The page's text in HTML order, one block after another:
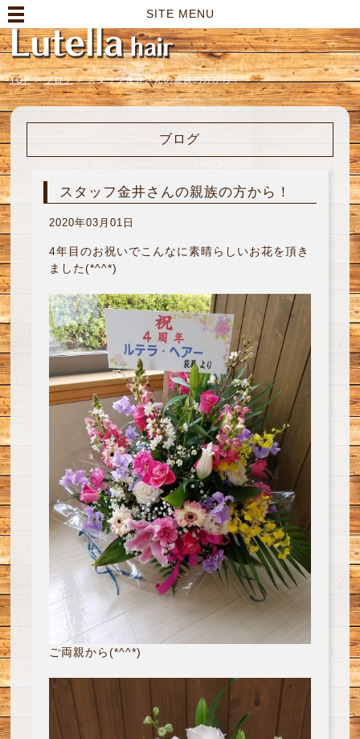
SITE MENU
TOP > ブログ > スタッフ金井さんの親族の方から！
ブログ
スタッフ金井さんの親族の方から！
2020年03月01日
4年目のお祝いでこんなに素晴らしいお花を頂き
ました(*^^*)
ご両親から(*^^*)